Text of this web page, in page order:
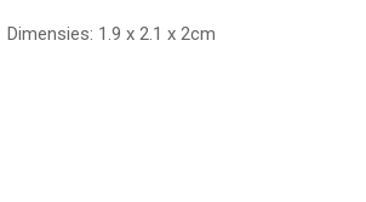
Dimensies: 1.9 x 2.1 x 2cm